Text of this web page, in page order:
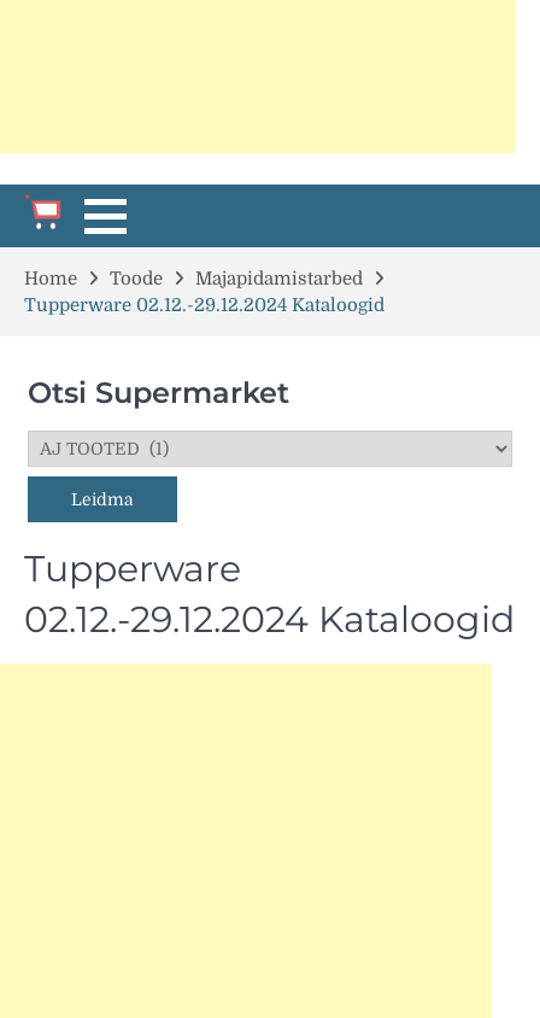
Home Toode
Majapidamistarbed
Tupperware 02.12.-29.12.2024 Kataloogid
Otsi Supermarket
Tupperware
02.12.-29.12.2024 Kataloogid